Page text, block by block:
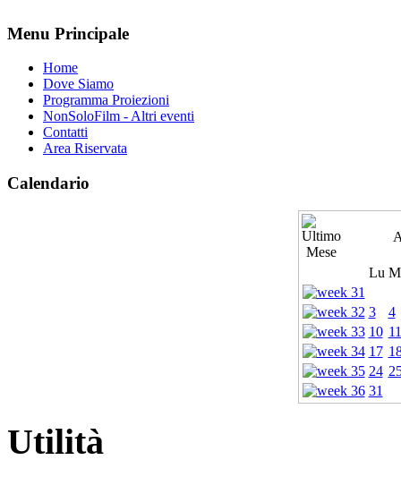
Menu Principale
Home
Dove Siamo
Programma Proiezioni
NonSoloFilm - Altri eventi
Contatti
Area Riservata
Calendario
Lu
3
4
10 11
17
24
31
Utilità